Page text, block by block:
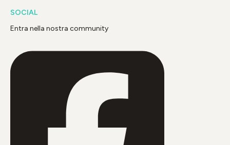
SOCIAL
Entra nella nostra community